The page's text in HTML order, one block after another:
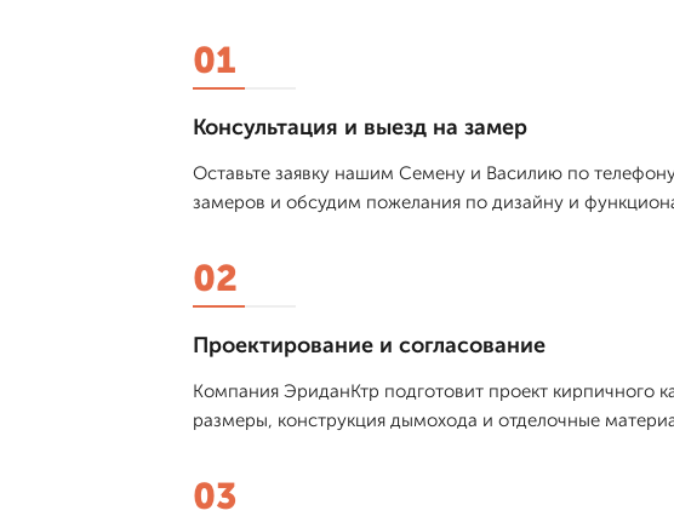
01
Консультация и выезд на замер
Оставьте заявку нашим Семену и Василию по
замеров и обсудим пожелания по дизайну и
02
Проектирование и согласование
Компания ЭриданКтр подготовит проект кирпичного
размеры, конструкция дымохода и отделочные
03